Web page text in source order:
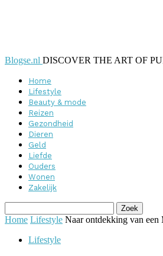
Blogse.nl DISCOVER THE ART OF
Home
Lifestyle
Beauty & mode
Reizen
Gezondheid
Dieren
Geld
Liefde
Ouders
Wonen
Zakelijk
Home Lifestyle Naar ontdekking van een
Lifestyle